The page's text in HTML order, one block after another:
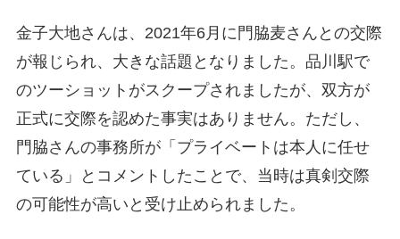
金子大地さんは、2021年6月に門脇麦さんとの交際
が報じられ、大きな話題となりました。品川駅で
のツーショットがスクープされましたが、双方が
正式に交際を認めた事実はありません。ただし、
門脇さんの事務所が「プライベートは本人に任せ
ている」とコメントしたことで、当時は真剣交際
の可能性が高いと受け止められました。